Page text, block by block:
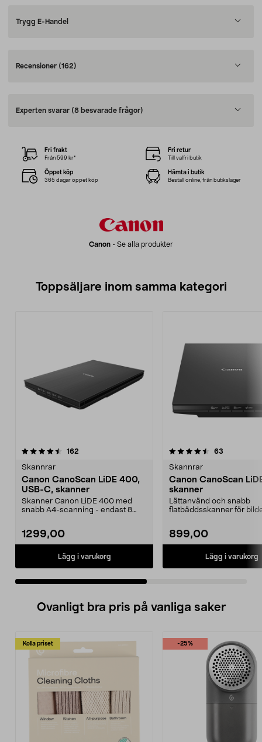
Trygg E-Handel
Recensioner (162)
Experten svarar (8 besvarade frågor)
Canon - Se alla produkter
Fri frakt
Från 599 kr*
Fri retur
Till valfri butik
Öppet köp
365 dagar öppet köp
Hämta i butik
Beställ online, från butikslager
Toppsäljare inom samma kategori
162
Skannrar
Canon CanoScan LiDE 400,
USB-C, skanner
Skanner Canon LiDE 400 med
snabb A4-scanning - endast 8
1299,00
Lägg i varukorg
4.5 av 5 stjärnor 63
Skannrar
Canon CanoScan
skanner
Lättanvänd och snabb
flatbäddsskanner för
899,00
Lägg i varukorg
4.5 av 5 stjärnor
Ovanligt bra pris på vanliga saker
Kolla priset -25%